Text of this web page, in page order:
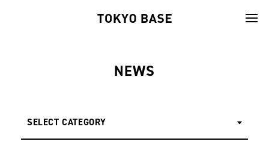
NEWS
SELECT CATEGORY